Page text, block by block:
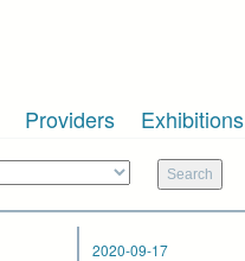
Providers Exhibitions
2020-09-17